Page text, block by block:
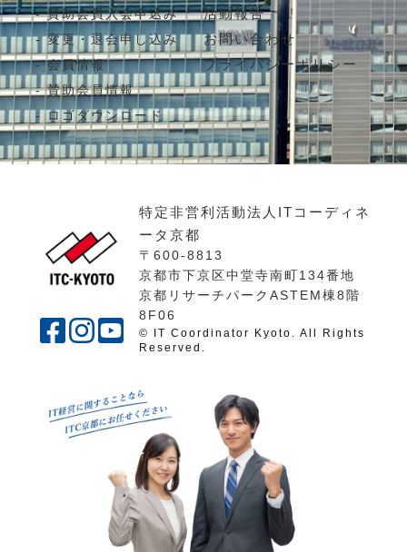
賛助会員入会申込み
変更・退会申し込み
会員情報
賛助会員情報
ロゴダウンロード
活動報告
お問い合わせ
プライバシーポリシー
特定非営利活動法人ITコーディネ
ータ京都
〒600-8813
京都市下京区中堂寺南町134番地
京都リサーチパークASTEM棟8階
8F06
© IT Coordinator Kyoto. All Rights
Reserved.